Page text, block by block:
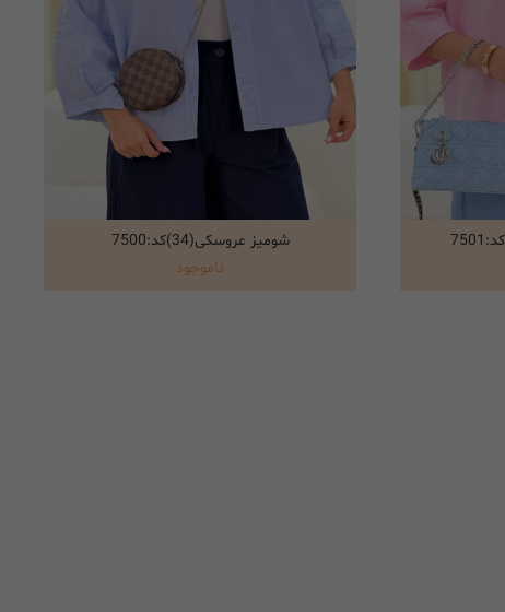
انتخاب گزینه ها
شومیز عروسکی(34)کد:7500
ناموجود